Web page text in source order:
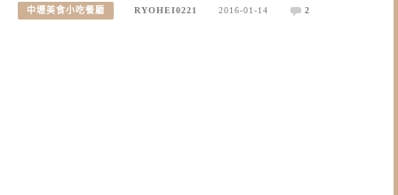
中壢美食小吃餐廳 RYOHEI0221 2016-01-14 2